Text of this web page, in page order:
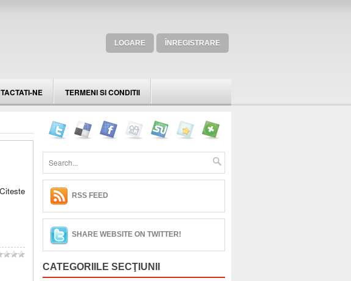
LOGARE ÎNREGISTRARE
NE TERMENI SI CONDITII
RSS FEED
SHARE WEBSITE ON TWITTER!
CATEGORIILE SECŢIUNII